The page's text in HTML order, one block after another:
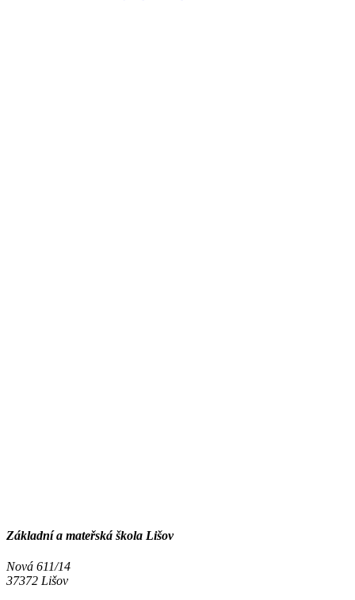
Základní a mateřská škola Lišov
Nová 611/14
37372 Lišov